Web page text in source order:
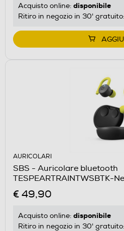
Acquisto online: disponibile
Ritiro in negozio in 30' gratuito:
AURICOLARI
SBS - Auricolare bluetooth
TESPEARTRAINTWSBTK-
€ 49,90
Acquisto online: disponibile
Ritiro in negozio in 30' gratuito: